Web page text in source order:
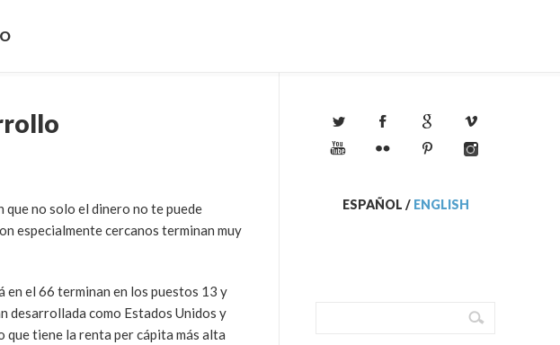
que no solo el dinero no te puede
especialmente cercanos terminan muy
en el 66 terminan en los puestos 13 y
desarrollada como Estados Unidos y
que tiene la renta per cápita más alta
ESPAÑOL / ENGLISH